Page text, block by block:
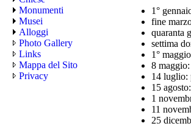
Monumenti
Musei
Alloggi
Photo Gallery
Links
Mappa del Sito
Privacy
1°
fine
quaranta
settima
1°
8
14 luglio:
15
1
11
25